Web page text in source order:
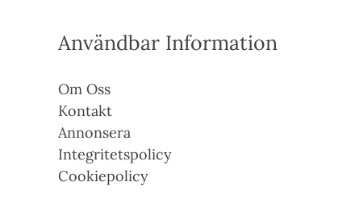
Användbar Information
Om Oss
Kontakt
Annonsera
Integritetspolicy
Cookiepolicy